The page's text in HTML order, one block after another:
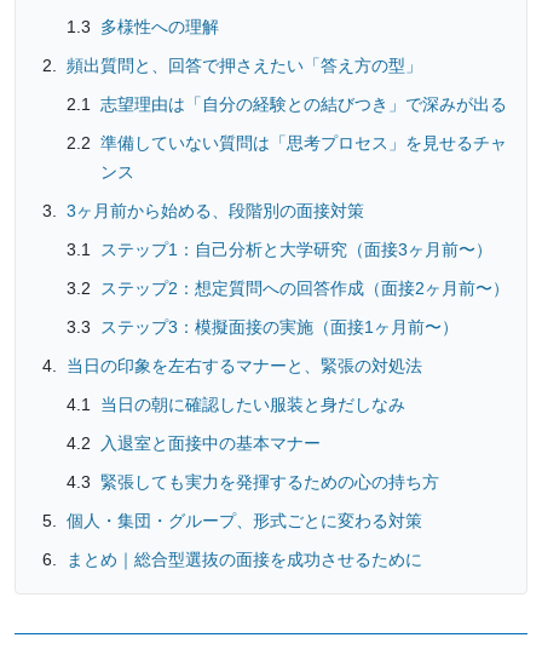
多様性への理解
頻出質問と、回答で押さえたい「答え方の型」
志望理由は「自分の経験との結びつき」で深みが出る
準備していない質問は「思考プロセス」を見せるチャ
ンス
3ヶ月前から始める、段階別の面接対策
ステップ1：自己分析と大学研究（面接3ヶ月前〜）
ステップ2：想定質問への回答作成（面接2ヶ月前〜）
ステップ3：模擬面接の実施（面接1ヶ月前〜）
当日の印象を左右するマナーと、緊張の対処法
当日の朝に確認したい服装と身だしなみ
入退室と面接中の基本マナー
緊張しても実力を発揮するための心の持ち方
個人・集団・グループ、形式ごとに変わる対策
まとめ｜総合型選抜の面接を成功させるために